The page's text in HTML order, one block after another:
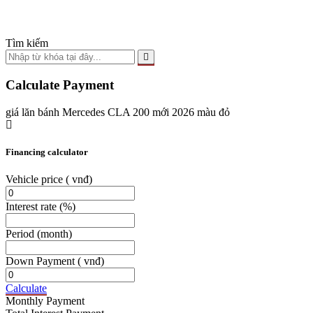
Tìm kiếm
Calculate Payment
giá lăn bánh Mercedes CLA 200 mới 2026 màu đỏ
Financing calculator
Vehicle price ( vnđ)
Interest rate (%)
Period (month)
Down Payment ( vnđ)
Calculate
Monthly Payment